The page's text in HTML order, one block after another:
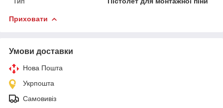
Приховати
Умови доставки
Нова Пошта
Укрпошта
Самовивіз